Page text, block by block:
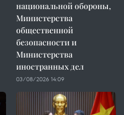
национальной обороны,
Министерства
общественной
безопасности и
Министерства
иностранных дел
03/08/2026 14:09